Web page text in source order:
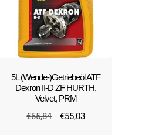
5L (Wende-)Getriebeöl ATF
Dexron II-D ZF HURTH,
Velvet, PRM
€65,84
Ursprünglicher
€55,03Aktueller